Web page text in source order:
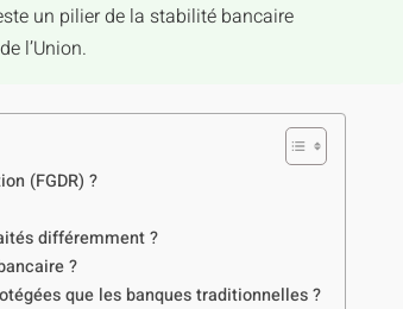
un pilier de la stabilité bancaire
l’Union.
(FGDR) ?
différemment ?
?
que les banques traditionnelles ?